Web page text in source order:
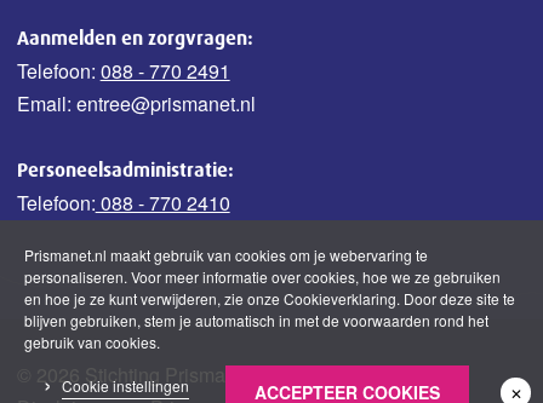
Aanmelden en zorgvragen:
Telefoon: 088 - 770 2491
Email: entree@prismanet.nl
Personeelsadministratie:
Telefoon: 088 - 770 2410
© 2026 Stichting Prisma
Prismanet.nl maakt gebruik van cookies om je webervaring te
personaliseren. Voor meer informatie over cookies, hoe we ze gebruiken
en hoe je ze kunt verwijderen, zie onze Cookieverklaring. Door deze site te
blijven gebruiken, stem je automatisch in met de voorwaarden rond het
gebruik van cookies.
Cookie instellingen ACCEPTEER COOKIES ✕